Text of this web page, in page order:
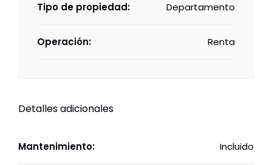
Tipo de propiedad: Departamento
Operación: Renta
Detalles adicionales
Mantenimiento: Incluido